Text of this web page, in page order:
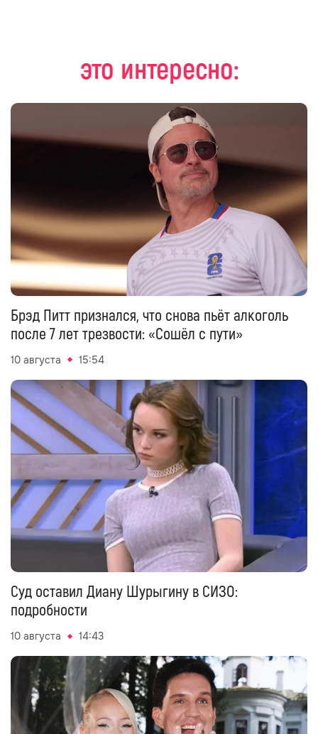
это интересно:
Брэд Питт признался, что снова пьёт алкоголь
после 7 лет трезвости: «Сошёл с пути»
10 августа 15:54
Суд оставил Диану Шурыгину в СИЗО:
подробности
10 августа 14:43